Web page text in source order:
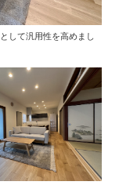
して汎用性を高めまし